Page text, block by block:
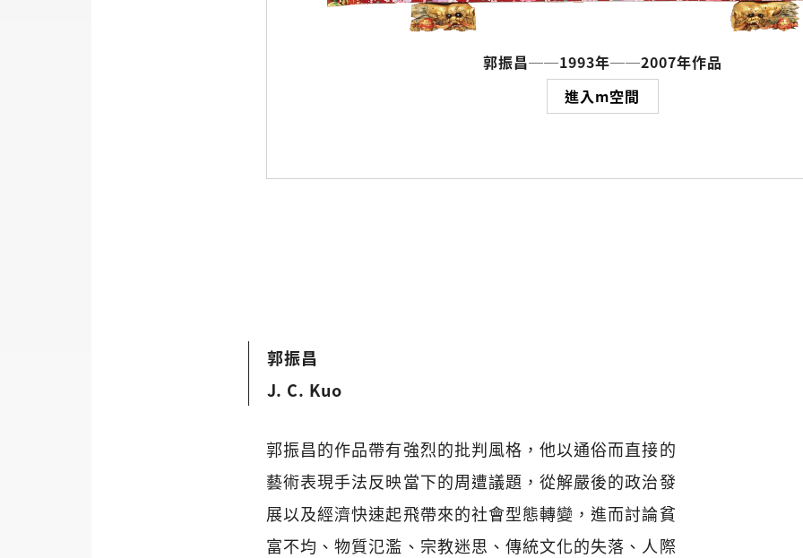
郭振昌──1993年──2007年作品
進入m空間
郭振昌
J. C. Kuo
郭振昌的作品帶有強烈的批判風格，他以通俗而直接的
藝術表現手法反映當下的周遭議題，從解嚴後的政治發
展以及經濟快速起飛帶來的社會型態轉變，進而討論貧
富不均、物質氾濫、宗教迷思、傳統文化的失落、人際